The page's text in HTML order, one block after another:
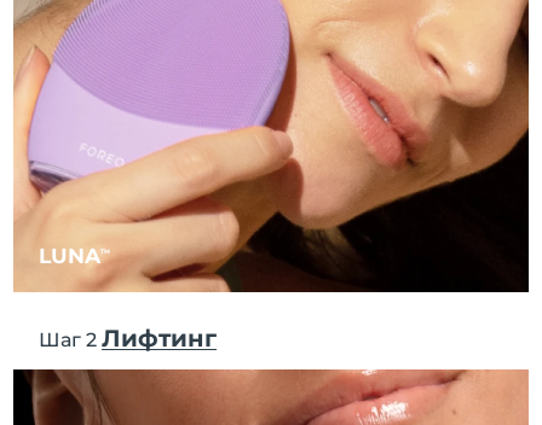
LUNATM
Шаг 2Лифтинг
Италия
Ожидаемая дата доставки
09.08.2026
Япония
Ожидаемая дата доставки
12.08.2026
Джерси
Ожидаемая дата доставки
14.08.2026
Ожидаемая дата доставки
Латвия
Ожидаемая дата доставки
09.08.2026